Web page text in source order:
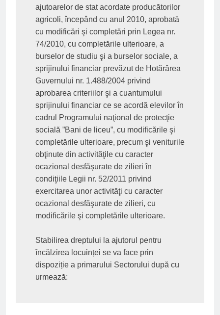
ajutoarelor de stat acordate producătorilor
agricoli, începând cu anul 2010, aprobată
cu modificări şi completări prin Legea nr.
74/2010, cu completările ulterioare, a
burselor de studiu şi a burselor sociale, a
sprijinului financiar prevăzut de Hotărârea
Guvernului nr. 1.488/2004 privind
aprobarea criteriilor şi a cuantumului
sprijinului financiar ce se acordă elevilor în
cadrul Programului naţional de protecţie
socială ”Bani de liceu”, cu modificările şi
completările ulterioare, precum şi veniturile
obţinute din activităţile cu caracter
ocazional desfăşurate de zilieri în
condiţiile Legii nr. 52/2011 privind
exercitarea unor activităţi cu caracter
ocazional desfăşurate de zilieri, cu
modificările şi completările ulterioare.
Stabilirea dreptului la ajutorul pentru
încălzirea locuinței se va face prin
dispoziție a primarului Sectorului după cu
urmează: